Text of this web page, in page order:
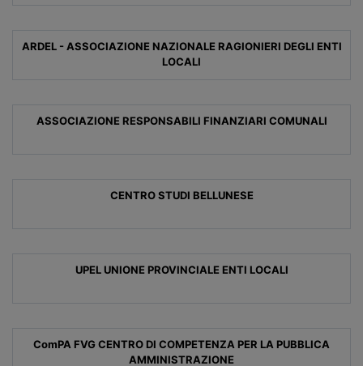
ARDEL - ASSOCIAZIONE NAZIONALE RAGIONIERI DEGLI ENTI
LOCALI
ASSOCIAZIONE RESPONSABILI FINANZIARI COMUNALI
CENTRO STUDI BELLUNESE
UPEL UNIONE PROVINCIALE ENTI LOCALI
ComPA FVG CENTRO DI COMPETENZA PER LA PUBBLICA
AMMINISTRAZIONE